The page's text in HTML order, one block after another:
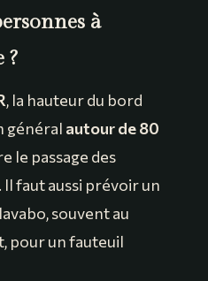
à
?
, la hauteur du bord
général autour de 80
le passage des
faut aussi prévoir un
souvent au
pour un fauteuil